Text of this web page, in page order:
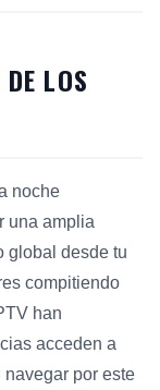
LOS
noche
una amplia
global desde tu
compitiendo
han
acceden a
por este